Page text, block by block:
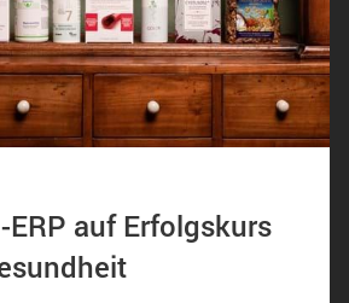
auf Erfolgskurs